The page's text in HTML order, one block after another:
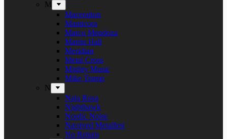
M
Maceration
Manticora
Marco Mendoza
Martin Hall
Meridian
Metal Cross
Mighty Music
Mike Tramp
N
Naja Rosa
Nighthawk
Nordic Noise
Næstved Metalfest
No Return